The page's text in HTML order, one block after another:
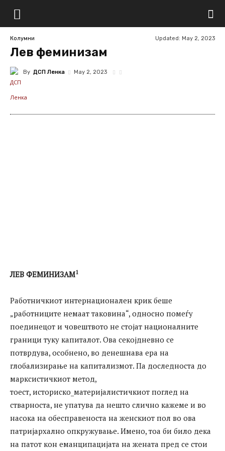
Колумни Updated: May 2, 2023
Лев феминизам
By ДСП Ленка May 2, 2023
ЛЕВ ФЕМИНИЗАМ1
Работничкиот интернационален крик беше
„работниците немаат таковина“, односно помеѓу
поединецот и човештвото не стојат националните
граници туку капиталот. Ова секојдневно се
потврдува, особнено, во денешнава ера на
глобализирање на капитализмот. Па доследноста до
марксистичкиот метод,
тоест, историско_материјалистичкиот поглед на
стварноста, не упатува да нешто слично кажеме и во
насока на обесправеноста на женскиот пол во ова
патријархално опкружување. Имено, тоа би било дека
на патот кон еманципацијата на жената пред се стои